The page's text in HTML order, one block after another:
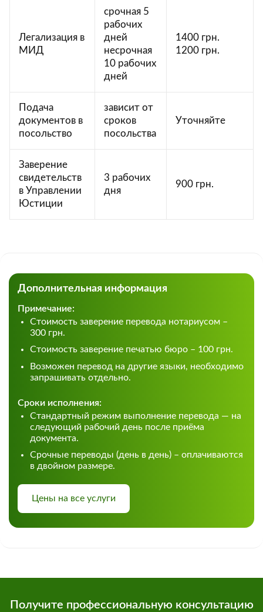
Легализация в
МИД
срочная 5
рабочих
дней
несрочная
10 рабочих
дней
1400 грн.
1200 грн.
Подача
документов в
посольство
зависит от
сроков
посольства
Уточняйте
Заверение
свидетельств
в Управлении
Юстиции
3 рабочих
дня
900 грн.
Дополнительная информация
Примечание:
Стоимость заверение перевода нотариусом –
300 грн.
Стоимость заверение печатью бюро – 100 грн.
Возможен перевод на другие языки, необходимо
запрашивать отдельно.
Сроки исполнения:
Стандартный режим выполнение перевода — на
следующий рабочий день после приёма
документа.
Срочные переводы (день в день) – оплачиваются
в двойном размере.
Цены на все услуги
Получите профессиональную консультацию